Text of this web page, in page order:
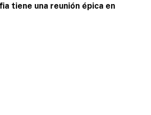
tiene una reunión épica en